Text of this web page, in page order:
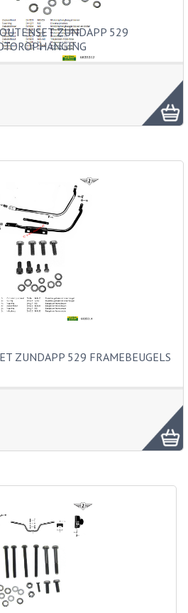
FRAMEBEUGELS
KETTINGKASTEN
ASSEN EN BUSSEN
REMDELEN
VELGEN EN SPAKEN
ALUMINIUM VELGEN
CHROMEN VELGEN
EN BEDIENING
ONDERDELEN
EN HANDVATTEN
BLOKHANDELS
KABELS
SPIEGELS
ZUNDAPP 529
ZUNDAPP 529 FRAMEBEUGELS